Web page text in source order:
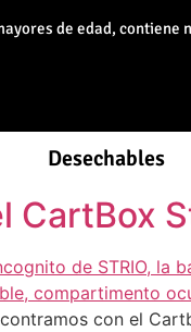
de edad,
Desechables
CartBox
con el